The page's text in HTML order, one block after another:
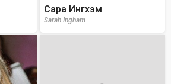
Сара Ингхэм
Sarah Ingham